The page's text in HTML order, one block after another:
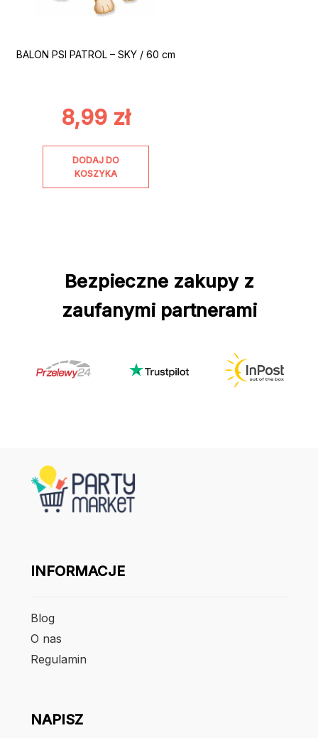
BALON PSI PATROL – SKY / 60 cm
8,99 zł
DODAJ DO
KOSZYKA
Bezpieczne zakupy z
zaufanymi partnerami
INFORMACJE
Blog
O nas
Regulamin
NAPISZ